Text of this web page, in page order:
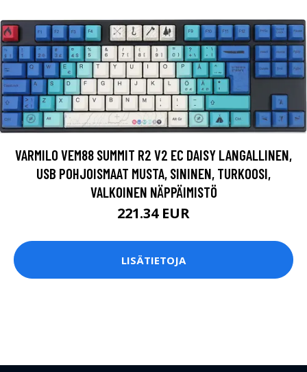
VARMILO VEM88 SUMMIT R2 V2 EC DAISY LANGALLINEN,
USB POHJOISMAAT MUSTA, SININEN, TURKOOSI,
VALKOINEN NÄPPÄIMISTÖ
221.34 EUR
LISÄTIETOJA